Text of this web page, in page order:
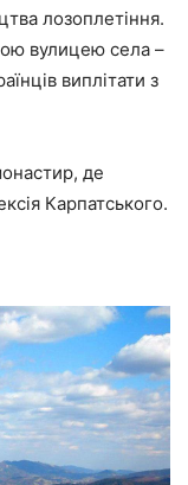
лозоплетіння.
вулицею села –
виплітати з
де
Карпатського.